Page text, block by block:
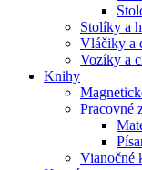
Stolíky a
Vláčiky a
Vozíky a
Knihy
Pracovné
Vianočné